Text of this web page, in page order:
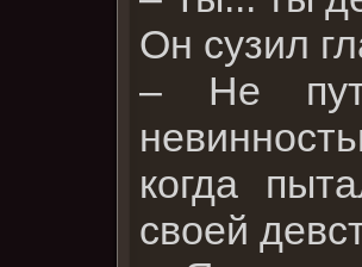
Он сузил
– Не
когда
своей